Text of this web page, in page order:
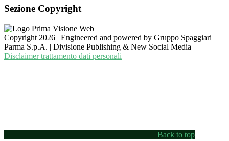
Sezione Copyright
Copyright 2026 | Engineered and powered by Gruppo Spaggiari
Parma S.p.A. | Divisione Publishing & New Social Media
Disclaimer trattamento dati personali
Back to top